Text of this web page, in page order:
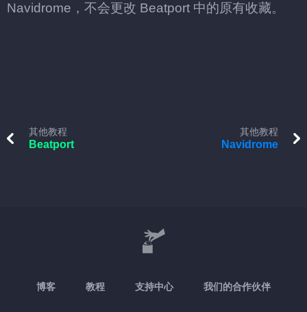
Navidrome，不会更改 Beatport 中的原有收藏。
其他教程
Beatport
其他教程
Navidrome
博客 教程 支持中心 我们的合作伙伴